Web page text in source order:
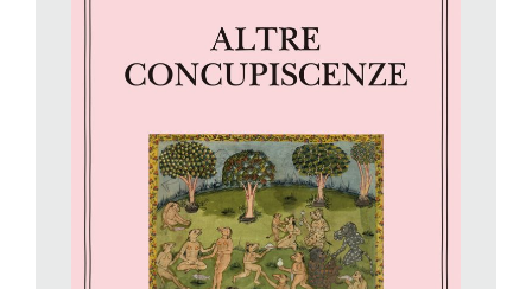
pretendeva di ascoltare anche nell’alto dei Cieli»
(Concupiscenze librarie, p. 84). Quest’ultimo caso è invero
omaggiare e un interpretare il contenuto del testo di Padre
Pozzi, incentrato proprio sulla forma dei testi nella storia.
Un critico di questa finezza, costretto per ragioni professionali
a divenire «un lettore veloce di libri lenti», non poteva perdere
troppo tempo con la letteratura di consumo («La cruna dell’ago
di Ken Follett è un eccellente thriller, ma se tolgo la trama resta